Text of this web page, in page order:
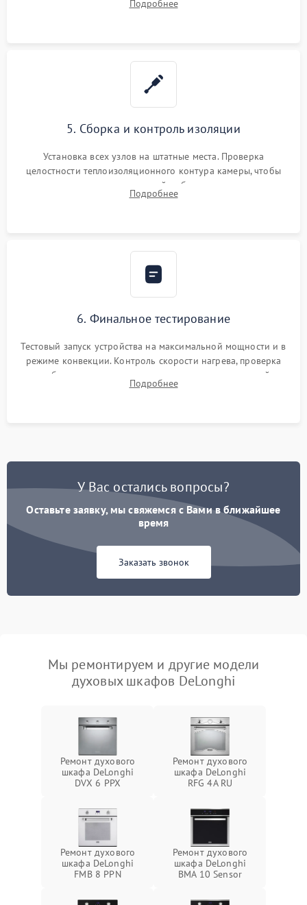
выгоревших реле, восстановление контактов и замена
Подробнее
5. Сборка и контроль изоляции
Установка всех узлов на штатные места. Проверка
целостности теплоизоляционного контура камеры, чтобы
исключить перегрев кухонной мебели и потерю тепла.
Надежная фиксация клемм и сборка корпуса шкафа.
Подробнее
6. Финальное тестирование
Тестовый запуск устройства на максимальной мощности и в
режиме конвекции. Контроль скорости нагрева, проверка
срабатывания термостата при достижении заданной
температуры и тест на отсутствие утечек тока.
Подробнее
У Вас остались вопросы?
Оставьте заявку, мы свяжемся с Вами в ближайшее
время
Заказать звонок
Мы ремонтируем и другие модели
духовых шкафов DeLonghi
Ремонт духового
шкафа DeLonghi
DVX 6 PPX
Ремонт духового
шкафа DeLonghi
RFG 4A RU
Ремонт духового
шкафа DeLonghi
FMB 8 PPN
Ремонт духового
шкафа DeLonghi
BMA 10 Sensor